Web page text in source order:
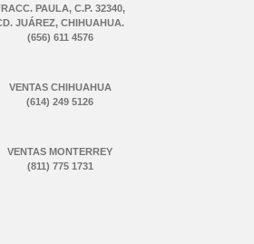
PAULA, C.P. 32340,
JUÁREZ, CHIHUAHUA.
(656) 611 4576
VENTAS CHIHUAHUA
(614) 249 5126
VENTAS MONTERREY
(811) 775 1731